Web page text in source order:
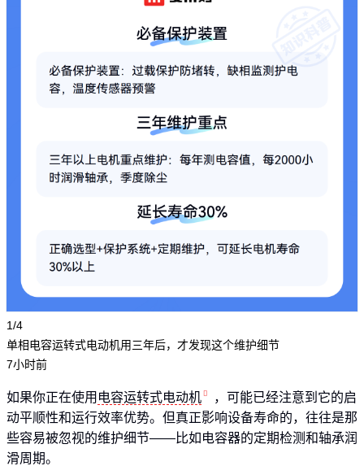
1/4
单相电容运转式电动机用三年后，才发现这个维护细节
7小时前
如果你正在使用 电容运转式电动机
，可能已经注意到它的启
动平顺性和运行效率优势。但真正影响设备寿命的，往往是那
些容易被忽视的维护细节——比如电容器的定期检测和轴承润
滑周期。